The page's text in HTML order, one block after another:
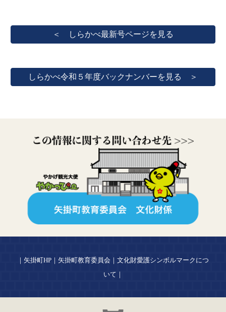
＜ しらかべ最新号ページを見る
しらかべ令和５年度バックナンバーを見る ＞
｜ 矢掛町HP ｜ 矢掛町教育委員会 ｜ 文化財愛護シンボルマーク につ
いて ｜